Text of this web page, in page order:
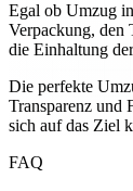
Egal ob Umzug
Verpackung, den
die Einhaltung
Die perfekte
Transparenz und
sich auf das Ziel
FAQ